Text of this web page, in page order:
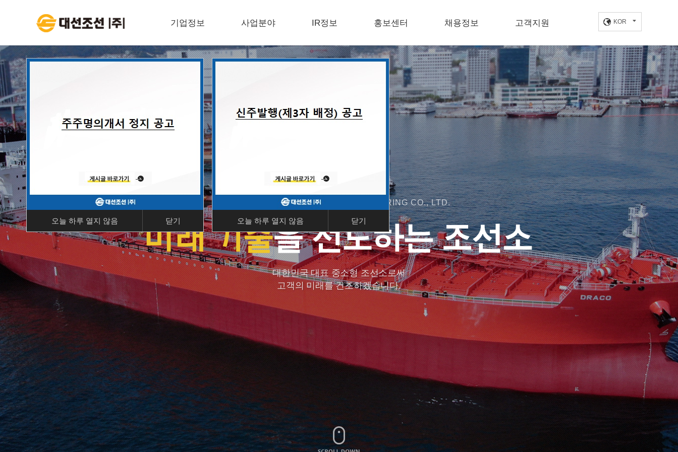
기업정보
대표이사 인사말
안전보건환경
사업분야
인증현황
IR정보 홍보센터
공지사항
E-카탈로그
포토갤러리
홍보동영상
채용정보
채용공고
인재상
인사·복리후생
온라인입사지원
고객지원
정보센터
오시는길
KOR
오늘 하루 열지 않음 닫기
오늘 하루 열지 않음 닫기
DAE SUN SHIPBUILDING & ENGINEERING CO., LTD.
대한민국 최초의 민영 조선소로써
대한민국 중소형 조선의 역사를 함께 써내려 가겠습니다.
DAE SUN SHIPBUILDING & ENGINEERING CO., LTD.
대한민국 대표 중소형 조선소로써
고객의 미래를 건조하겠습니다.